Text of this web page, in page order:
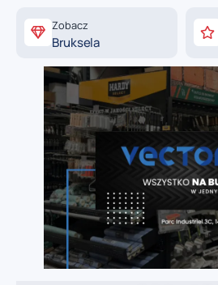
Zobacz
Bruksela